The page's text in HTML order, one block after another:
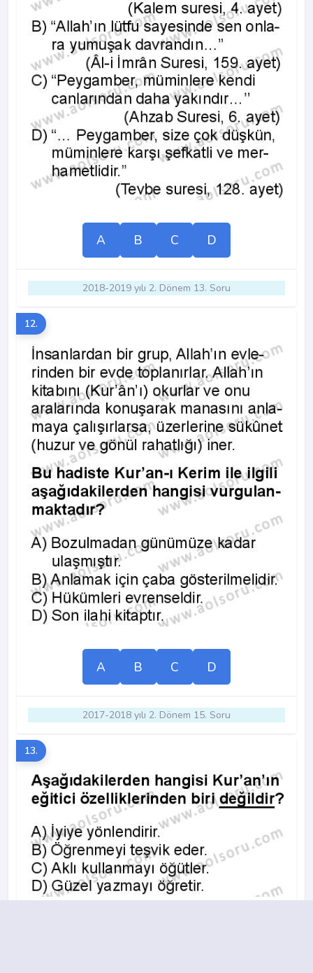
A B C D
2018-2019 yılı 2. Dönem 13. Soru
12.
A B C D
2017-2018 yılı 2. Dönem 15. Soru
13.